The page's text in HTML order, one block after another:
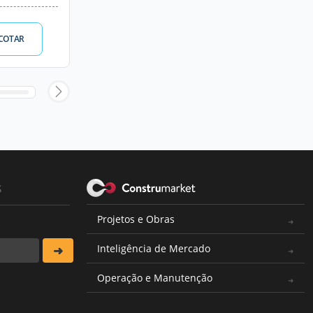
Projetos e Obras
Inteligência de Mercado
Operação e Manutenção